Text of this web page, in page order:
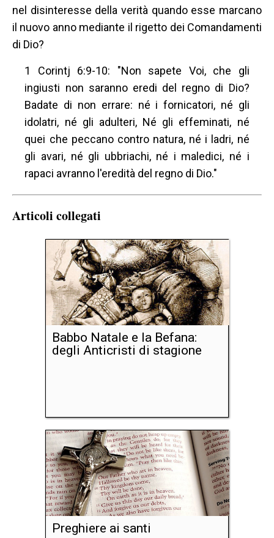
nel disinteresse della verità quando esse marcano
il nuovo anno mediante il rigetto dei Comandamenti
di Dio?
1 Corintj 6:9-10: "Non sapete Voi, che gli
ingiusti non saranno eredi del regno di Dio?
Badate di non errare: né i fornicatori, né gli
idolatri, né gli adulteri, Né gli effeminati, né
quei che peccano contro natura, né i ladri, né
gli avari, né gli ubbriachi, né i maledici, né i
rapaci avranno l'eredità del regno di Dio."
Articoli collegati
Babbo Natale e la Befana:
degli Anticristi di stagione
Preghiere ai santi